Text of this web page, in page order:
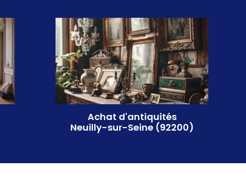
(92200), assure un service de débarras
total pour maisons, appartements et
locaux professionnels. Notre équipe se
mobilise rapidement pour trier, recycler et
éliminer vos objets encombrants de
manière écologique. Faites confiance à
nos experts pour un espace propre et sans
stress. Franck Débarras, la référence en
CONTACT DIRECT
Achat d'antiquités
Neuilly-sur-Seine (92200)